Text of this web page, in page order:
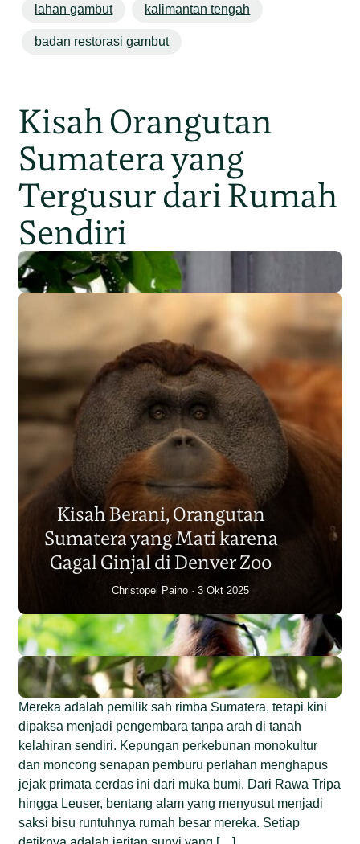
lahan gambut kalimantan tengah
badan restorasi gambut
Kisah Orangutan
Sumatera yang
Tergusur dari Rumah
Sendiri
Populasi Orangutan
Sumatera Berkurang 2.700
Individu dalam Satu Dekade?
Junaidi Hanafiah 14 Jul 2026
Kisah Berani, Orangutan
Sumatera yang Mati karena
Gagal Ginjal di Denver Zoo
Christopel Paino 3 Okt 2025
Mereka adalah pemilik sah rimba Sumatera, tetapi kini
dipaksa menjadi pengembara tanpa arah di tanah
kelahiran sendiri. Kepungan perkebunan monokultur
dan moncong senapan pemburu perlahan menghapus
jejak primata cerdas ini dari muka bumi. Dari Rawa Tripa
hingga Leuser, bentang alam yang menyusut menjadi
saksi bisu runtuhnya rumah besar mereka. Setiap